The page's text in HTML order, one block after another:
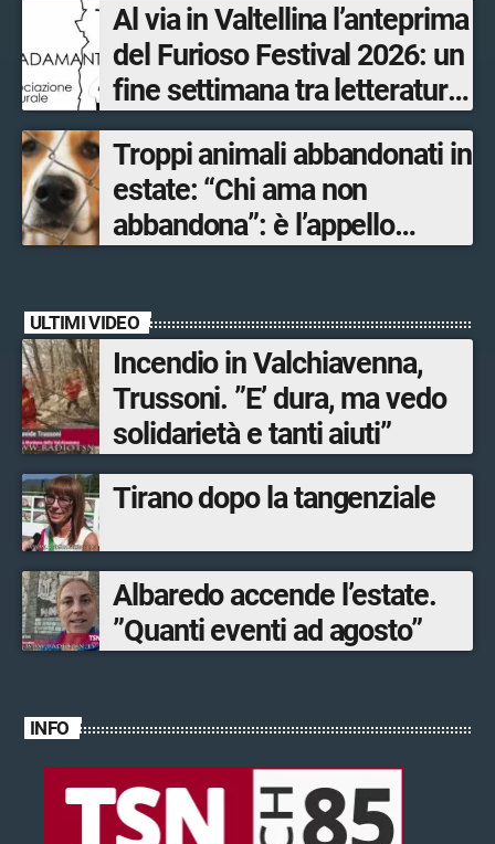
Al via in Valtellina l’anteprima
del Furioso Festival 2026: un
fine settimana tra letteratura,
musica, magia e intelligenza
artificiale
Troppi animali abbandonati in
estate: “Chi ama non
abbandona”: è l’appello
Lombardia Gianluca Comazzi
ULTIMI VIDEO
Incendio in Valchiavenna,
Trussoni. ”E’ dura, ma vedo
solidarietà e tanti aiuti”
Tirano dopo la tangenziale
Albaredo accende l’estate.
”Quanti eventi ad agosto”
INFO